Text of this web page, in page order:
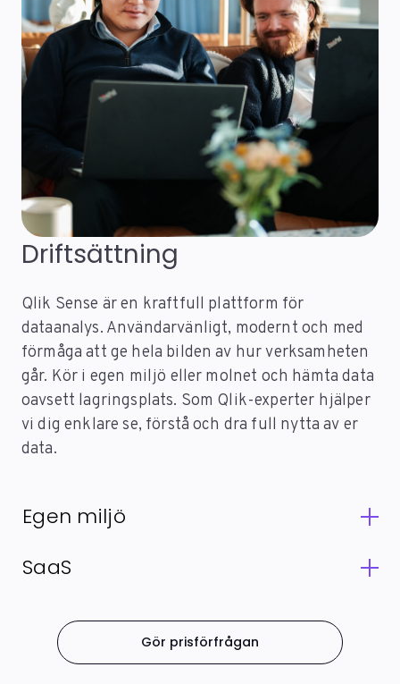
Driftsättning
Qlik Sense är en kraftfull plattform för
dataanalys. Användarvänligt, modernt och med
förmåga att ge hela bilden av hur verksamheten
går. Kör i egen miljö eller molnet och hämta data
oavsett lagringsplats. Som Qlik-experter hjälper
vi dig enklare se, förstå och dra full nytta av er
data.
Egen miljö
installera och köra Qlik Sense i egen Microsoft
Installera Qlik Sense på en eller flera servrar. Du
förvaltar och uppdaterar lösningen själv. En licens
SaaS
ansvarar för driften av din Qlik Sense lösning.
Kom igång snabbt och låt Qlik driftsätta och
Gör prisförfrågan